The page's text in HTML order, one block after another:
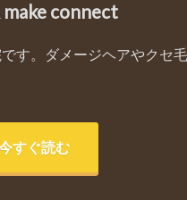
connect
す。ダメージヘアやクセ
すぐ読む